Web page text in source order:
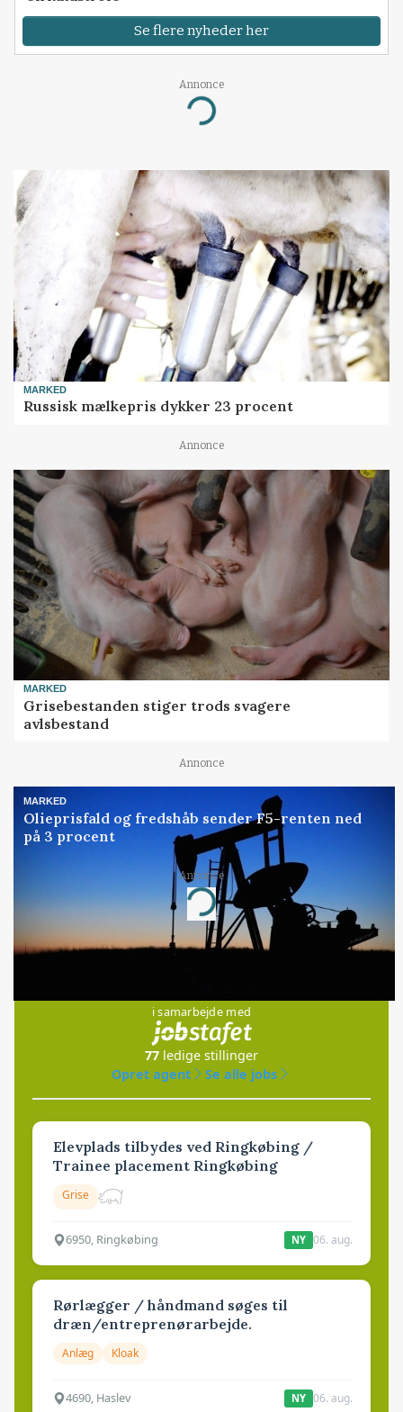
Se flere nyheder her
Annonce
Loading...
MARKED
Russisk mælkepris dykker 23 procent
Annonce
MARKED
Grisebestanden stiger trods svagere
avlsbestand
Annonce
MARKED
Olieprisfald og fredshåb sender F5-renten ned
på 3 procent
Annonce
Loading...
i samarbejde med
77 ledige stillinger
Opret agent
Se alle jobs
Elevplads tilbydes ved Ringkøbing /
Trainee placement Ringkøbing
Grise
6950, Ringkøbing NY 06. aug.
Rørlægger / håndmand søges til
dræn/entreprenørarbejde.
Anlæg Kloak
4690, Haslev NY 06. aug.